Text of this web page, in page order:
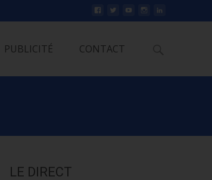
PUBLICITÉ CONTACT
LE DIRECT